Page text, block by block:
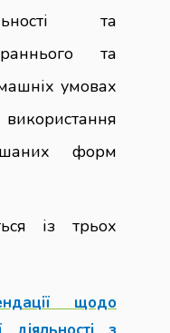
та
та
умовах
форм
із трьох
щодо